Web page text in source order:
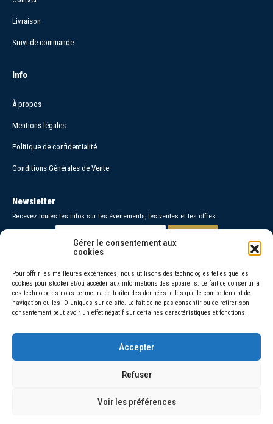
Gérer le consentement aux
cookies
Pour offrir les meilleures expériences, nous utilisons des technologies telles que les
cookies pour stocker et/ou accéder aux informations des appareils. Le fait de consentir à
ces technologies nous permettra de traiter des données telles que le comportement de
navigation ou les ID uniques sur ce site. Le fait de ne pas consentir ou de retirer son
consentement peut avoir un effet négatif sur certaines caractéristiques et fonctions.
Accepter
Refuser
Voir les préférences
Livraison
Suivi de commande
Info
À propos
Mentions légales
Politique de confidentialité
Conditions Générales de Vente
Newsletter
Recevez toutes les infos sur les événements, les ventes et les offres.
Contact
06 30 26 95 48 =
06 66 46 72 92 =
© 2026 Amorivini
d’alcool est dangereux pour la santé, sachez consommer avec
modération.